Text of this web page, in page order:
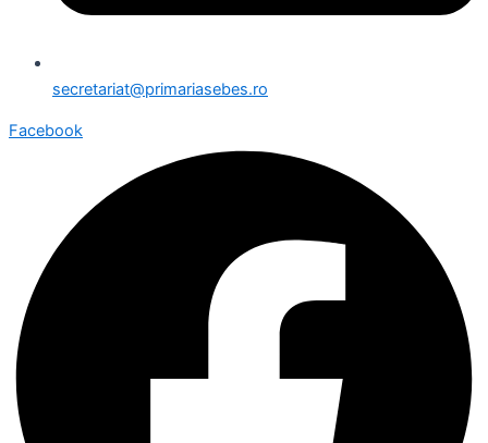
secretariat@primariasebes.ro
Facebook